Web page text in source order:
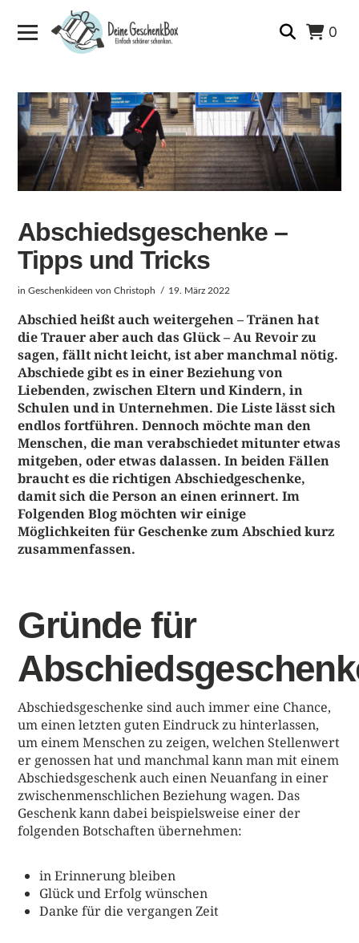
0
Abschiedsgeschenke –
Tipps und Tricks
inGeschenkideen von Christoph 19. März 2022
Abschied heißt auch weitergehen – Tränen hat
die Trauer aber auch das Glück – Au Revoir zu
sagen, fällt nicht leicht, ist aber manchmal nötig.
Abschiede gibt es in einer Beziehung von
Liebenden, zwischen Eltern und Kindern, in
Schulen und in Unternehmen. Die Liste lässt sich
endlos fortführen. Dennoch möchte man den
Menschen, die man verabschiedet mitunter etwas
mitgeben, oder etwas dalassen. In beiden Fällen
braucht es die richtigen Abschiedgeschenke,
damit sich die Person an einen erinnert. Im
Folgenden Blog möchten wir einige
Möglichkeiten für Geschenke zum Abschied kurz
zusammenfassen.
Gründe für
Abschiedsgeschenke sind auch immer eine Chance,
um einen letzten guten Eindruck zu hinterlassen,
um einem Menschen zu zeigen, welchen Stellenwert
er genossen hat und manchmal kann man mit einem
Abschiedsgeschenk auch einen Neuanfang in einer
zwischenmenschlichen Beziehung wagen. Das
Geschenk kann dabei beispielsweise einer der
folgenden Botschaften übernehmen:
in Erinnerung bleiben
Glück und Erfolg wünschen
Danke für die vergangen Zeit